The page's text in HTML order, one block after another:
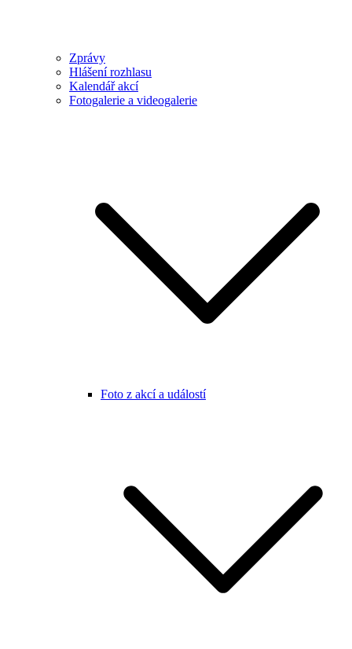
Zprávy
Hlášení rozhlasu
Kalendář akcí
Fotogalerie a videogalerie
Foto z akcí a událostí